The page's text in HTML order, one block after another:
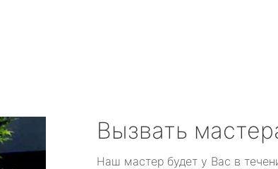
Вызвать
Наш мастер будет у Вас в